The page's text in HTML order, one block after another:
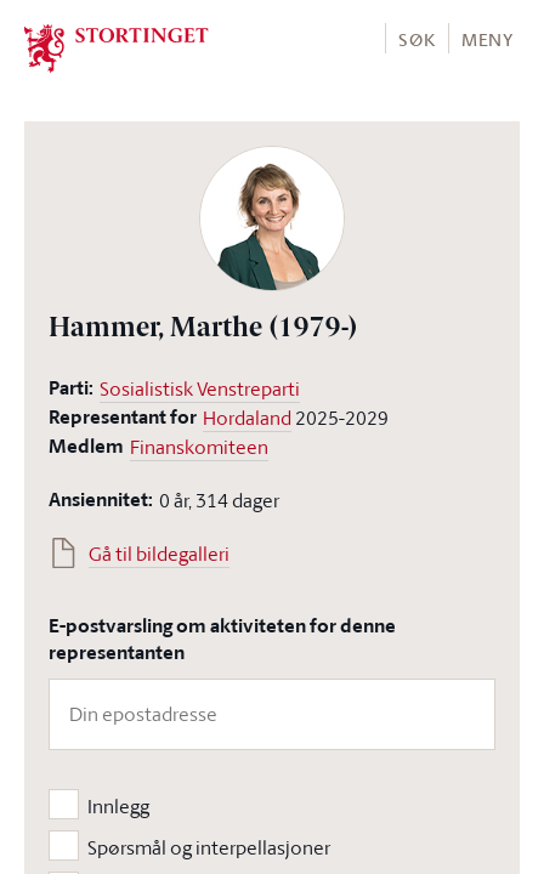
Stortinget.no
SØK MENY
Hammer, Marthe (1979-)
Parti: Sosialistisk Venstreparti
Representant for Hordaland 2025-2029
Medlem Finanskomiteen
Ansiennitet: 0 år, 314 dager
Gå til bildegalleri
E-postvarsling om aktiviteten for denne
representanten
Innlegg
Spørsmål og interpellasjoner